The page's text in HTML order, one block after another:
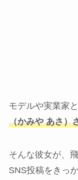
モデルや実業家
（かみや あさ）
そんな彼女が、
SNS投稿をきっ